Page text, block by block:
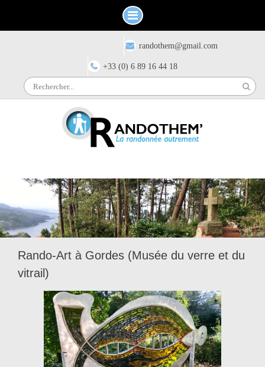
randothem@gmail.com
+33 (0) 6 89 16 44 18
for:
Rando-Art à Gordes (Musée du verre et du
vitrail)